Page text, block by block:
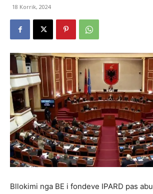
18 Korrik, 2024
Bllokimi nga BE i fondeve IPARD pas